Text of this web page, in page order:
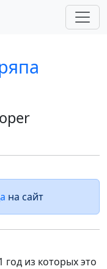
на сайт
год из которых это